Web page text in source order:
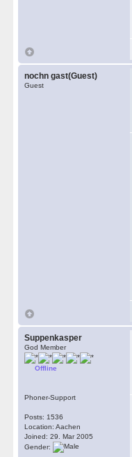
nochn gast(Guest)
Guest
Suppenkasper
God Member
Offline
Phoner-Support
Posts: 1536
Location: Aachen
Joined: 29. Mar 2005
Gender: